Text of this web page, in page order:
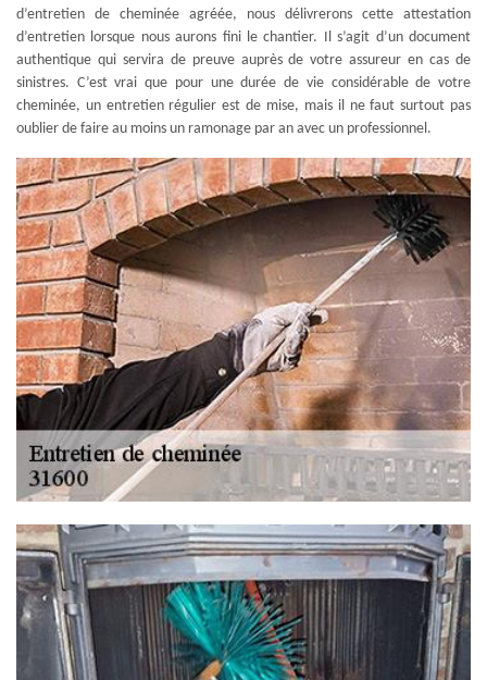
d’entretien de cheminée agréée, nous délivrerons cette attestation
d’entretien lorsque nous aurons fini le chantier. Il s’agit d’un document
authentique qui servira de preuve auprès de votre assureur en cas de
sinistres. C’est vrai que pour une durée de vie considérable de votre
cheminée, un entretien régulier est de mise, mais il ne faut surtout pas
oublier de faire au moins un ramonage par an avec un professionnel.